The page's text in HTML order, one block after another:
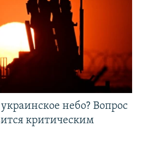
небо? Вопрос
критическим